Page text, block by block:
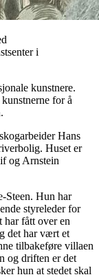
i
kunstnere.
for å
Hans
Huset er
og Arnstein
Steen. Hun har
styreleder for
har fått over en
det har vært et
tilbakeføre villaen
og driften er det
hun at stedet skal